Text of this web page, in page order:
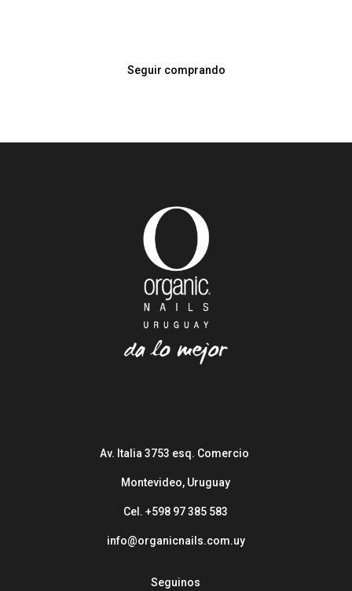
Seguir comprando
Av. Italia 3753 esq. Comercio
Montevideo, Uruguay
Cel. +598 97 385 583
info@organicnails.com.uy
Seguinos